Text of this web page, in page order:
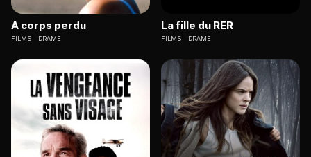
A corps perdu
FILMS DRAME
La fille du RER
FILMS DRAME